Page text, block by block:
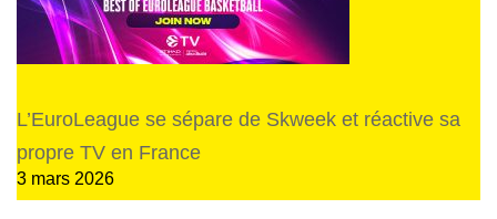
L’EuroLeague se sépare de Skweek et réactive sa
propre TV en France
3 mars 2026